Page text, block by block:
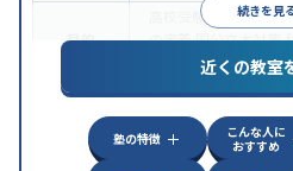
続きを見
目的
高校受験 大学受験授
の定着国公立大対策
(英語検定)対策
授業の振替可能不登
ットを利用
1科目か
可 自習室あり
近くの教室
塾の特徴
こんな人に
おすすめ